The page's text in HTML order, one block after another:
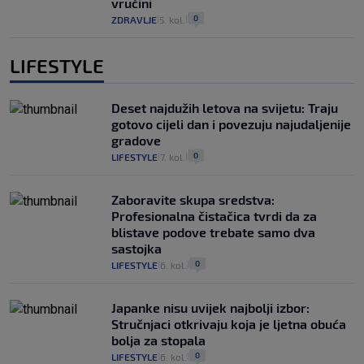
ZDRAVLJE 5. kol. 0
LIFESTYLE
Deset najdužih letova na svijetu: Traju
gotovo cijeli dan i povezuju najudaljenije
gradove
LIFESTYLE 7. kol. 0
Zaboravite skupa sredstva:
Profesionalna čistačica tvrdi da za
blistave podove trebate samo dva
sastojka
LIFESTYLE 6. kol. 0
Japanke nisu uvijek najbolji izbor:
Stručnjaci otkrivaju koja je ljetna obuća
bolja za stopala
LIFESTYLE 6. kol. 0